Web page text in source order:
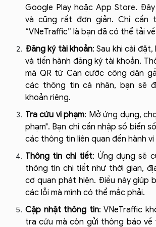
Google Play hoặc App Store.
và cũng rất đơn giản. Chỉ cần
“VNeTraffic” là bạn đã có thể tải
Đăng ký tài khoản: Sau khi cài
và tiến hành đăng ký tài khoản.
mã QR từ Căn cước công dân
các thông tin cá nhân, bạn sẽ
khoản riêng.
Tra cứu vi phạm: Mở ứng dụng,
phạm". Bạn chỉ cần nhập số biển
các thông tin liên quan đến hành vi
Thông tin chi tiết: Ứng dụng sẽ
thông tin chi tiết như thời gian,
cơ quan phát hiện. Điều này giúp
các lỗi mà mình có thể mắc phải.
Cập nhật thông tin: VNeTraffic
tra cứu mà còn gửi thông báo về